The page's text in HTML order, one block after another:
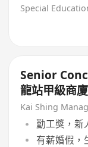
Special
Senior
龍站甲級商廈
Kai Shing
勤工獎，新
有薪婚假，